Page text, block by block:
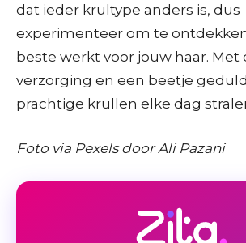
dat ieder krultype anders is, dus
experimenteer om te
beste werkt voor jouw haar. Met
verzorging en een beetje
prachtige krullen elke dag
Foto via Pexels door Ali Pazani